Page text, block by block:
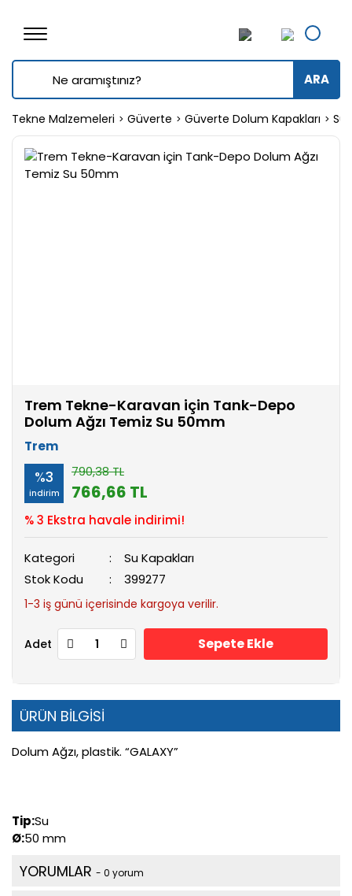
ARA
Tekne Malzemeleri Güverte Güverte Dolum Kapakları Su
Trem Tekne-Karavan için Tank-Depo
Dolum Ağzı Temiz Su 50mm
Trem
%3
indirim
790,38 TL
766,66 TL
% 3 Ekstra havale indirimi!
Kategori
Su Kapakları
Stok Kodu
399277
1-3 iş günü içerisinde kargoya verilir.
Adet Sepete Ekle
ÜRÜN BİLGİSİ
Dolum Ağzı, plastik. “GALAXY”
Tip:Su
Ø:50 mm
YORUMLAR - 0 yorum